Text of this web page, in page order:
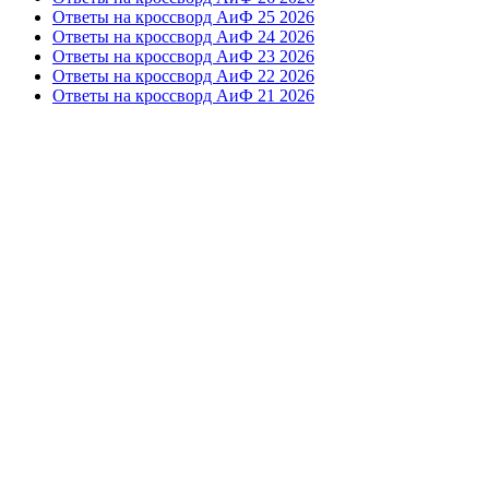
Ответы на кроссворд АиФ 25 2026
Ответы на кроссворд АиФ 24 2026
Ответы на кроссворд АиФ 23 2026
Ответы на кроссворд АиФ 22 2026
Ответы на кроссворд АиФ 21 2026